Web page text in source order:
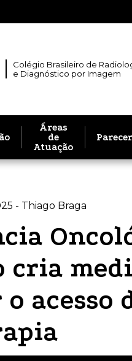
Colégio Brasileiro de
e Diagnóstico por Imagem
Áreas
de
Atuação
- Thiago Braga
cria
acesso